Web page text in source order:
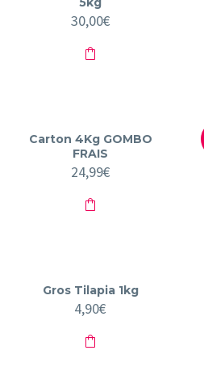
30,00€
Carton 4Kg GOMBO
FRAIS
24,99€
Gros Tilapia 1kg
4,90€